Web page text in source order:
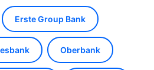
Erste Group Bank
Oberbank